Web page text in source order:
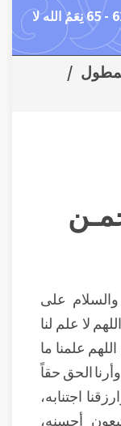
الدرس : 18 - سورة غافر - تفسير الآيات 62 - 65 نِعَمُ الله لا
/
على
لا علم لنا
علمنا ما
وأرنا الحق حقاً
اجتنابه،
أحسنه،